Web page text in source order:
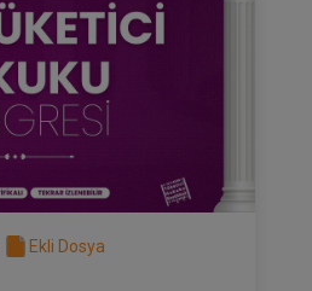
Ekli Dosya